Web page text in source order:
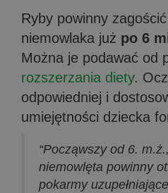
Ryby powinny zagościć
niemowlaka już po 6
Można je podawać od
rozszerzania diety.
odpowiedniej i
umiejętności dziecka
“Począwszy od 6.
niemowlęta powinny
pokarmy